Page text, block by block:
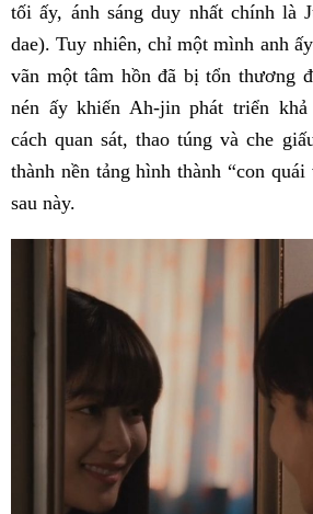
tối ấy, ánh sáng duy nhất chính là
dae). Tuy nhiên, chỉ một mình anh
vãn một tâm hồn đã bị tổn thương
nén ấy khiến Ah-jin phát triển khả
cách quan sát, thao túng và che
thành nền tảng hình thành “con
sau này.